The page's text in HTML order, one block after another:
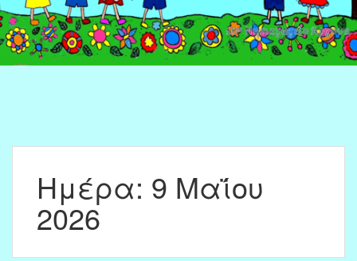
Ημέρα: 9 Μαΐου
2026